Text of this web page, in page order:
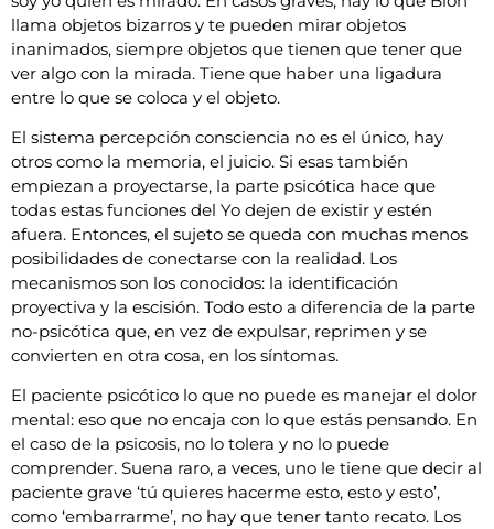
llama objetos bizarros y te pueden mirar objetos
inanimados, siempre objetos que tienen que tener que
ver algo con la mirada. Tiene que haber una ligadura
entre lo que se coloca y el objeto.
El sistema percepción consciencia no es el único, hay
otros como la memoria, el juicio. Si esas también
empiezan a proyectarse, la parte psicótica hace que
todas estas funciones del Yo dejen de existir y estén
afuera. Entonces, el sujeto se queda con muchas menos
posibilidades de conectarse con la realidad. Los
mecanismos son los conocidos: la identificación
proyectiva y la escisión. Todo esto a diferencia de la parte
no-psicótica que, en vez de expulsar, reprimen y se
convierten en otra cosa, en los síntomas.
El paciente psicótico lo que no puede es manejar el dolor
mental: eso que no encaja con lo que estás pensando. En
el caso de la psicosis, no lo tolera y no lo puede
comprender. Suena raro, a veces, uno le tiene que decir al
paciente grave ‘tú quieres hacerme esto, esto y esto’,
como ‘embarrarme’, no hay que tener tanto recato. Los